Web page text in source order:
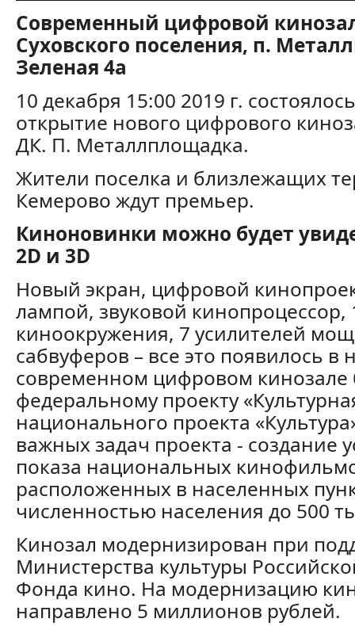
Современный цифровой
Суховского поселения, п.
Зеленая 4а
10 декабря 15:00 2019 г.
открытие нового цифрового
ДК. П. Металлплощадка.
Жители поселка и близлежащих
Кемерово ждут премьер.
Киноновинки можно будет
2D и 3D
Новый экран, цифровой
лампой, звуковой кинопроцессор,
киноокружения, 7 усилителей
сабвуферов – все это появилось в
современном цифровом кинозале
федеральному проекту
национального проекта
важных задач проекта - создание
показа национальных
расположенных в населенных
численностью населения до 500
Кинозал модернизирован при
Министерства культуры
Фонда кино. На модернизацию
направлено 5 миллионов рублей.